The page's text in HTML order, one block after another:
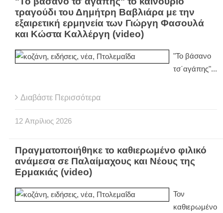
τραγούδι του Δημήτρη Βαβλιάρα με την
εξαιρετική ερμηνεία των Γιώργη Φασουλά
και Κώστα Καλλέργη (video)
"Το βάσανο
τσ΄αγάπης"...
Διαβάστε Περισσότερα
12 Απρίλιος 2026
Πραγματοποιήθηκε το καθιερωμένο φιλικό
ανάμεσα σε Παλαίμαχους και Νέους της
Ερμακιάς (video)
Τον
καθιερωμένο